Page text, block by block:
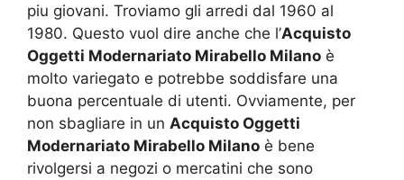
piu giovani. Troviamo gli arredi dal 1960 al
1980. Questo vuol dire anche che l’Acquisto
Oggetti Modernariato Mirabello Milano è
molto variegato e potrebbe soddisfare una
buona percentuale di utenti. Ovviamente, per
non sbagliare in un Acquisto Oggetti
Modernariato Mirabello Milano è bene
rivolgersi a negozi o mercatini che sono